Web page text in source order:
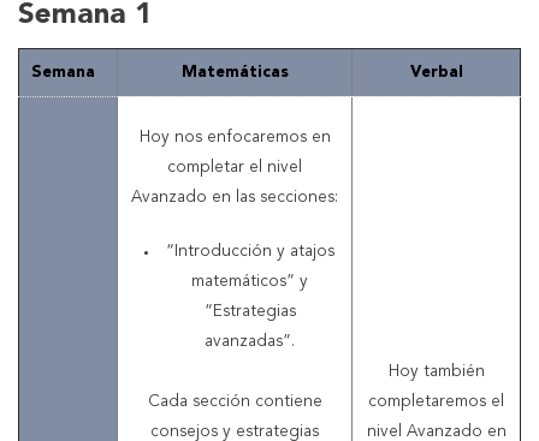
Semana 1
Semana Matemáticas Verbal
Hoy nos enfocaremos en
completar el nivel
Avanzado en las secciones:
“Introducción y atajos
matemáticos” y
“Estrategias
avanzadas”.
Cada sección contiene
consejos y estrategias
Hoy también
completaremos el
nivel Avanzado en